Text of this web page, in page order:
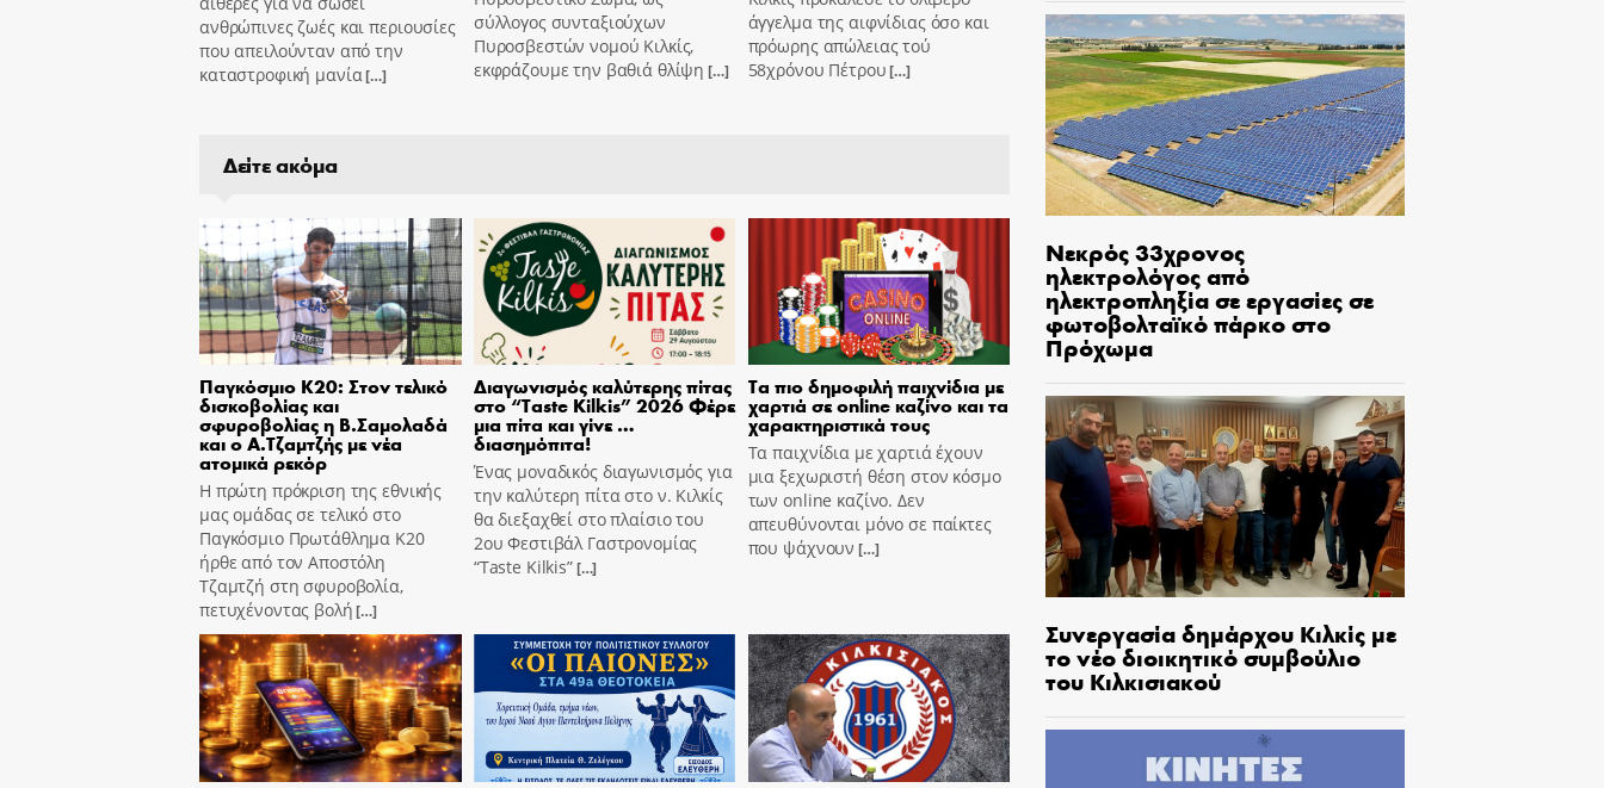
ανθρώπινες ζωές και περιουσίες
που απειλούνταν από την
καταστροφική μανία[…]
σύλλογος συνταξιούχων
Πυροσβεστών νομού Κιλκίς,
εκφράζουμε την βαθιά θλίψη […]
άγγελμα της αιφνίδιας όσο και
πρόωρης απώλειας τού
58χρόνου Πέτρου[…]
Δείτε ακόμα
Παγκόσμιο Κ20: Στον τελικό
δισκοβολίας και
σφυροβολίας η Β.Σαμολαδά
και ο Α.Τζαμτζής με νέα
ατομικά ρεκόρ
Η πρώτη πρόκριση της εθνικής
μας ομάδας σε τελικό στο
Παγκόσμιο Πρωτάθλημα Κ20
ήρθε από τον Αποστόλη
Τζαμτζή στη σφυροβολία,
πετυχένοντας βολή[…]
Διαγωνισμός καλύτερης πίτας
στο “Taste Kilkis” 2026 Φέρε
μια πίτα και γίνε …
διασημόπιτα!
Ένας μοναδικός διαγωνισμός για
την καλύτερη πίτα στο ν. Κιλκίς
θα διεξαχθεί στο πλαίσιο του
2ου Φεστιβάλ Γαστρονομίας
“Taste Kilkis”[…]
Τα πιο δημοφιλή παιχνίδια με
χαρτιά σε online καζίνο και τα
χαρακτηριστικά τους
Τα παιχνίδια με χαρτιά έχουν
μια ξεχωριστή θέση στον κόσμο
των online καζίνο. Δεν
απευθύνονται μόνο σε παίκτες
που ψάχνουν […]
Νεκρός 33χρονος
ηλεκτρολόγος από
ηλεκτροπληξία σε εργασίες σε
φωτοβολταϊκό πάρκο στο
Πρόχωμα
Συνεργασία δημάρχου Κιλκίς με
το νέο διοικητικό συμβούλιο
του Κιλκισιακού